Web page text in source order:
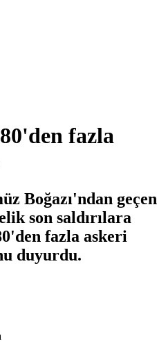
fazla
Boğazı'ndan geçen
son saldırılara
fazla askeri
duyurdu.